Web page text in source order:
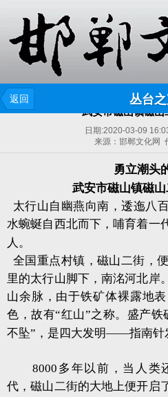
返回 丛台
武安市磁山镇磁山
日期:2020-03-09
来源：邯郸文化网
勇立潮头
武安市磁山镇磁
太行山自幽燕向南，逶迤八
水蜿蜒自西北而下，哺育着一
人。
全国重点村镇，磁山二街，
里的太行山脚下，南洺河北岸
山余脉，由于铁矿体裸露地
色，故有“红山”之称。盛产
不坠”，是四大发明——指南针
8000 多年以前，当人类
代，磁山二街的大地上便开启